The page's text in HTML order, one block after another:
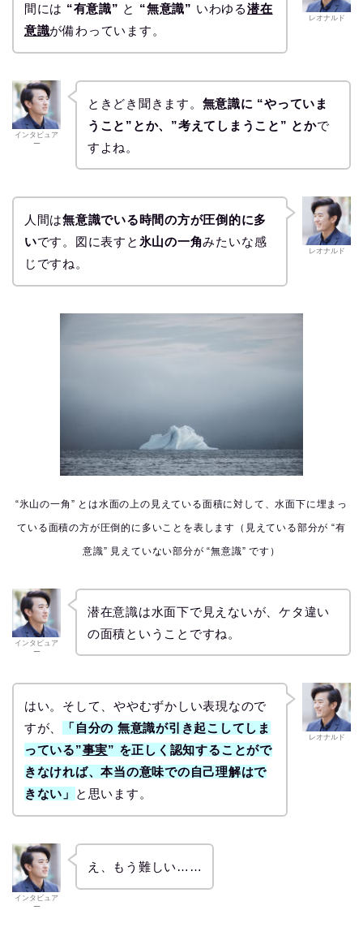
レオナルド
間には “有意識” と “無意識” いわゆる潜在
意識が備わっています。
インタビュア
ー
ときどき聞きます。 無意識に “やっていま
うこと”とか、”考えてしまうこと” とかで
すよね。
レオナルド
人間は無意識でいる時間の方が圧倒的に多
いです。図に表すと 氷山の一角みたいな感
じですね。
“氷山の一角” とは水面の上の見えている面積に対して、水面下に埋まっ
ている面積の方が圧倒的に多いことを表します（見えている部分が “有
意識” 見えていない部分が “無意識” です）
インタビュア
ー
潜在意識は水面下で見えないが、ケタ違い
の面積ということですね。
レオナルド
はい。そして、ややむずかしい表現なので
すが、
「自分の 無意識が引き起こしてしま
っている”事実” を正しく認知することがで
きなければ、本当の意味での自己理解はで
きない」
と思います。
インタビュア
ー
え、もう難しい……